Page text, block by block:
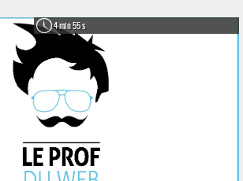
4 min 55 s